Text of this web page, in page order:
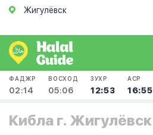
Жигулёвск
ФАДЖР
02:14
ВОСХОД
05:06
ЗУХР
12:53
АСР
16:55
Кибла г. Жигулёвск